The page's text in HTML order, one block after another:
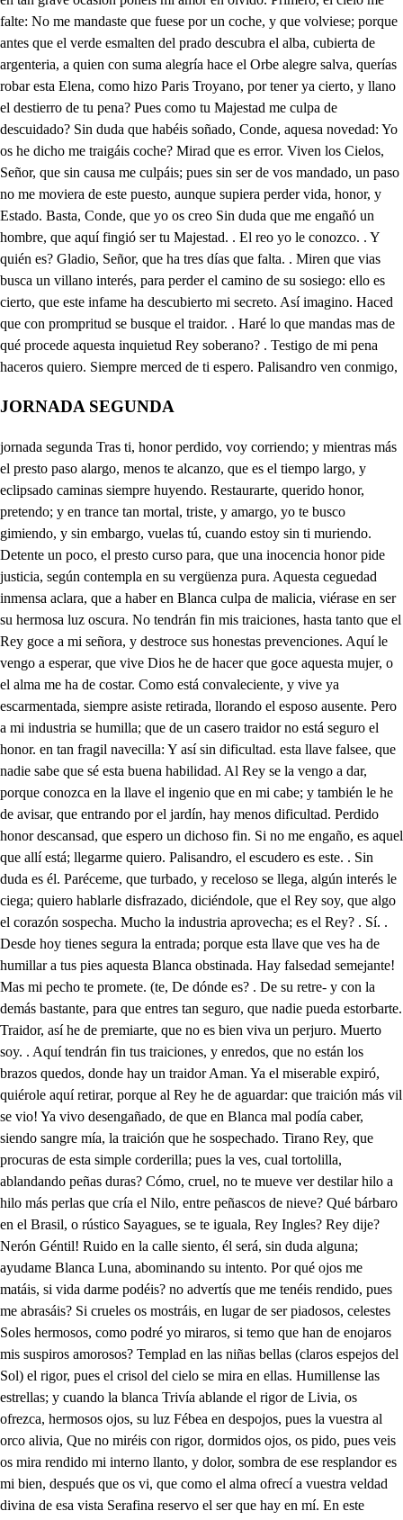
JORNADA SEGUNDA
jornada segunda Tras ti, honor perdido, voy corriendo; y mientras más el presto paso alargo, menos te alcanzo, que es el tiempo largo, y eclipsado caminas siempre huyendo. Restaurarte, querido honor, pretendo; y en trance tan mortal, triste, y amargo, yo te busco gimiendo, y sin embargo, vuelas tú, cuando estoy sin ti muriendo. Detente un poco, el presto curso para, que una inocencia honor pide justicia, según contempla en su vergüenza pura. Aquesta ceguedad inmensa aclara, que a haber en Blanca culpa de malicia, viérase en ser su hermosa luz oscura. No tendrán fin mis traiciones, hasta tanto que el Rey goce a mi señora, y destroce sus honestas prevenciones. Aquí le vengo a esperar, que vive Dios he de hacer que goce aquesta mujer, o el alma me ha de costar. Como está convaleciente, y vive ya escarmentada, siempre asiste retirada, llorando el esposo ausente. Pero a mi industria se humilla; que de un casero traidor no está seguro el honor. en tan fragil navecilla: Y así sin dificultad. esta llave falsee, que nadie sabe que sé esta buena habilidad. Al Rey se la vengo a dar, porque conozca en la llave el ingenio que en mi cabe; y también le he de avisar, que entrando por el jardín, hay menos dificultad. Perdido honor descansad, que espero un dichoso fin. Si no me engaño, es aquel que allí está; llegarme quiero. Palisandro, el escudero es este. . Sin duda es él. Paréceme, que turbado, y receloso se llega, algún interés le ciega; quiero hablarle disfrazado, diciéndole, que el Rey soy, que algo el corazón sospecha. Mucho la industria aprovecha; es el Rey? . Sí. . Desde hoy tienes segura la entrada; porque esta llave que ves ha de humillar a tus pies aquesta Blanca obstinada. Hay falsedad semejante! Mas mi pecho te promete. (te, De dónde es? . De su retre- y con la demás bastante, para que entres tan seguro, que nadie pueda estorbarte. Traidor, así he de premiarte, que no es bien viva un perjuro. Muerto soy. . Aquí tendrán fin tus traiciones, y enredos, que no están los brazos quedos, donde hay un traidor Aman. Ya el miserable expiró, quiérole aquí retirar, porque al Rey he de aguardar: que traición más vil se vio! Ya vivo desengañado, de que en Blanca mal podía caber, siendo sangre mía, la traición que he sospechado. Tirano Rey, que procuras de esta simple corderilla; pues la ves, cual tortolilla, ablandando peñas duras? Cómo, cruel, no te mueve ver destilar hilo a hilo más perlas que cría el Nilo, entre peñascos de nieve? Qué bárbaro en el Brasil, o rústico Sayagues, se te iguala, Rey Ingles? Rey dije? Nerón Géntil! Ruido en la calle siento, él será, sin duda alguna; ayudame Blanca Luna, abominando su intento. Por qué ojos me matáis, si vida darme podéis? no advertís que me tenéis rendido, pues me abrasáis? Si crueles os mostráis, en lugar de ser piadosos, celestes Soles hermosos, como podré yo miraros, si temo que han de enojaros mis suspiros amorosos? Templad en las niñas bellas (claros espejos del Sol) el rigor, pues el crisol del cielo se mira en ellas. Humillense las estrellas; y cuando la blanca Trivía ablande el rigor de Livia, os ofrezca, hermosos ojos, su luz Fébea en despojos, pues la vuestra al orco alivia, Que no miréis con rigor, dormidos ojos, os pido, pues veis os mira rendido mi interno llanto, y dolor, sombra de ese resplandor es mi bien, después que os vi, que como el alma ofrecí a vuestra veldad divina de esa vista Serafina reservo el ser que hay en mí. En este simple retrato sois, no siendo originales, dos luceros celestiales ojos de aquel rostro ingrato, Sois de benévolo trato al parecer ojos caros, por ser en velleza raros; pero vistos, sois de suerte, que solo en darme la muerte os mostráis no ser avaros. De hermosos os dan la palma; y sin duda es por mostrarme, que hago mal en fatigarme viviendo mi gusto en calma. Rescatar quisiera el alma de tan dura sugeción; pero es tal mi obstinación, que con darme bellos ojos, penas, tristezas, y enojos descanso en vuestra prisión. Es posible que a piedad no os mueve mi fuego eterno, y que queráis ser infierno de mi amor, gran crueldad! Ojos, el rigor templad, porque no puede sufrir mi pecho tanto morir, o acabadme de una vez, pues no hay tan severo juez que atormente con vivir. Qué embebecido que viene! aún no me ha echado de ver; el Rey es, y al parecer unretrato le entretiene, Un hombre, y arrebozado guarda de Blanca la puerta, si la razón me despierta es el Marqués disfrazado. En la presencia, y el talle muestra ser él, pues por Dios, que estamos solos los dos, y por testigo la calle. Pero, no es temeridad ver al Marqués lastimado, y aguardarle confiado en mi necia ceguedad. Llegarme quiero. . Quédate que a mí se viene. . Quien va? El que arrebozado está. Diga quién es? . Por mi fe que estáis gracioso. . Acabad? Paso, no tanto rigor, que el Rey solo es superior donde Reina cuálidad. Yo se que tengo poder para hacer que me digáis, quien sois, o que os descubráis. Concedo que puede ser; pero que os importa a vos saber que quiero, y quien soy? Un ladrón buscando voy de mi honor. . Bueno por Dios!) aqueste es el Almirante. Y pienso, pues disfrazado me habláis, que sois el culpado; o si no, su semejante. Yo jamás ladrón he sido. Mirad bien lo que decís. Corazón, que esto sufris! Hidalgo, que os vais os pido, porque os pienso descubrir. Que me vaya, mal prodré: y si me descubrose que os habéis de arrepentir. Cuando el mismo Rey pusiera las plantas en este puesto, Cuanto, y más, que es tan compuesto, que a su virtud ofendiera si cosa tal de él pensara. Yo con el valor que heredo de mi sagre, decir puedo, que de la calle le echara. Supuesto pues que sabéis mi resolución, os ruego, que dejéis el puesto luego. Mal por Dios me conocéis. Porfiado sois. . Vos necio? Sin duda alguna, ignoráis quien soy, pues así me habláis. Vuestra arrogancia desprecio. Advertid, que en la justicia es el primer atributo, fuerza, y poder absoluto: Ya ha llegado a mi noticia, Pero justicia soy yo, y con poder, que pudiera, hacer, si me descubriera, que callasedes. . Vos? Yo. Que a justicias arrogantes se ha de perder el respeto. Para que, si sois discreto, dais excusas ignorantes? Cuando esta calle tuviera salida, yo os disculpara; pero él no haberla, declara que vuestra malicia espera lo que es justo que yo evite. Oh justicia porfiada! Caballero, aquesta espada con la de Enrique compite: Y pues que mi cortesía puede tan poco con vos, que no os mueve; vive Dios que ha de vencer mi porfía. Ya me voy. . Será acertado. Valor tenéis. . Más tuviera, si ocasión se me ofreciera. Bien aquí lo habéis mostrado. irme conviene, y perder, , la ocasión que el escudero me ofrecio. De rabia muero. Que si llega a conocer que el Rey soy, el Almirante podrá culpar mi intención; que a él le sobra razón, y yo soy Rey, aunque amante. . El Rey se ha ido corrido, y como es discreto, y sabio, sufrio de mi justo agravio el responderle atrevido. Bien puede ser que entendiese que yo no le conocía: que a saber que sí, podría darme ocasión que me fuese. No le culpo en que bien quiera, que una cuartana de amor, como es tanto su rigor, la sangre más quieta altera; Pero culpo el imprudente proceder su obstinación, y ver que tan sin razón ofenda al Marqués valiente. Pues bastaba ser mi yerno para que fe le guardase, y arrepentido enmendase de su vida el mal gobierno, A Blanca quisiera entrar a ver; pero recogida la considero, y rendida del contino suspirar. Quiero, fingiendo la traza del traidor que aquí maté, ver el amor firme, y fe que un pecho ta casto abraza. . Jardín bello, y hermoso, de tan diversas flores adornado vuestro círcuito umbroso: (do, que más parece ser cielo estrella. o celestes tápices vuestras varias colores, y matices. Dejad la hermosa vista, el olor, la apariencia, y las colores, que un pecho no conquista res, con tristeza, y dolor hermosas flo- si no melancolías: profundo centro de las penas mías. Rosa, que el Mayo verde dáis en tributovuestro olor suave, y en el estío pierde su gallardía, y la belleza grave: fuego os da el pecho mío, más riguroso que el del seco estío. Cándidas azucenas, (uadas que aquí más parecéis sierras ne- de blanco aljófar llenas, violetas pagizas, y moradas; hermosos alelies, que excedéis a las perlas yrubies. Clavel, siendo amatiste, lirios vistosos, que robáis al cielo la color con que viste su inaccesible, y transparente velo: olorosas mezquitas, (tas. en la hermosura, y parecer perfe- Rosas de Alexandría, jazmines olorosos, y preciados, aguas, cuya armonía (dos corriendo entre peñascos jáspea- publicáis murmurando, (do. que ausente de mi Sol vivo penan. Quiero, y manso arroyuelo que entre conchas de nacar, y orien- perlas rompéis el hielo, (tales que engendra en el Invierno los bellos de aquesta fuente, (cristales siendo otro argos vos de su corrien- Laureles que del rayo (te. celeste no teméis, ni a sus centerlas. y desde el Junio al Mayo mostráis las verdes ojas ser más que ricas esmeraldas (bellas. (naldas. de quien hace la aurora mil guir- Si a compasión os muevo, mostrad el sentimiento que requiere quien con tormento nuevo ausente de su amado esposo muere y vistanse de luto, (to. jardín, fuente, laurel, arroyo, y fru- Sola está, y desuelada. del contino padecer. Hay querida hija amada! solo desdichada en ser de un Rey tirano estimada. Considero tu aflicción, y siento con tanto extremo ver tu suprema aflicción tan mal lograda, que temo. he de ser otro Sansón, que como el hizo, derrive el templo de Mármol Pario (aunque del gusto me prive) a este Rey, fiero contrario de la lealtad que en ti vive. Ruido siento, ay de mi triste! un hombre se ha entrado aquí, ola gente? . Mal resiste, mi aflicción el frenesí que en ver tus ojos me diste. Cielo hermoso, y soberano el Rey soy, no te alborotes. Pues qué pretendes tirano? Que aunque de cruel me notes conozcas no está en mi mano este agravio que te hago: porque amor del ser me priva; da a mi aflicción justo pago, si no permitís que viva en el infernal estrago. No ardio la invencible Roma, Blanca, como arde mi pecho, ni